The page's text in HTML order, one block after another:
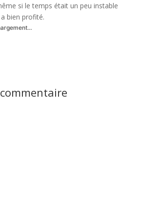
si le temps était un peu instable
bien profité.